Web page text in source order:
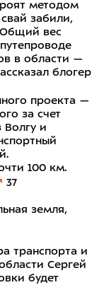
методом
забили,
Общий вес
в области —
блогер
проекта —
за счет
Волгу и
100 км.
37
земля,
транспорта и
Сергей
будет